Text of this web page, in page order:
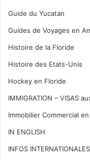
Guide du Yucatan
Guides de Voyages en
Histoire de la Floride
Histoire des Etats-Unis
Hockey en Floride
IMMIGRATION – VISAS
Immobilier Commercial
IN ENGLISH
INFOS INTERNATIONALES